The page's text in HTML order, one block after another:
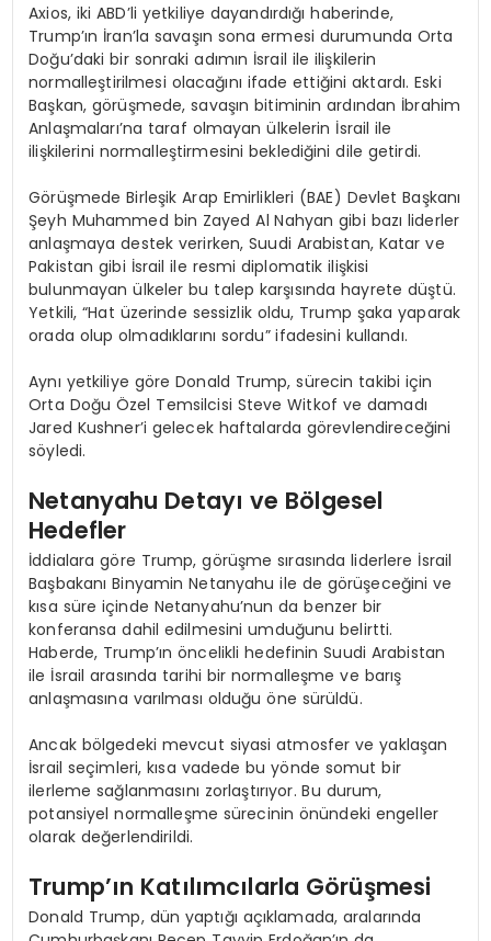
Axios, iki ABD’li yetkiliye dayandırdığı haberinde,
Trump’ın İran’la savaşın sona ermesi durumunda Orta
Doğu’daki bir sonraki adımın İsrail ile ilişkilerin
normalleştirilmesi olacağını ifade ettiğini aktardı. Eski
Başkan, görüşmede, savaşın bitiminin ardından İbrahim
Anlaşmaları’na taraf olmayan ülkelerin İsrail ile
ilişkilerini normalleştirmesini beklediğini dile getirdi.
Görüşmede Birleşik Arap Emirlikleri (BAE) Devlet Başkanı
Şeyh Muhammed bin Zayed Al Nahyan gibi bazı liderler
anlaşmaya destek verirken, Suudi Arabistan, Katar ve
Pakistan gibi İsrail ile resmi diplomatik ilişkisi
bulunmayan ülkeler bu talep karşısında hayrete düştü.
Yetkili, “Hat üzerinde sessizlik oldu, Trump şaka yaparak
orada olup olmadıklarını sordu” ifadesini kullandı.
Aynı yetkiliye göre Donald Trump, sürecin takibi için
Orta Doğu Özel Temsilcisi Steve Witkof ve damadı
Jared Kushner’i gelecek haftalarda görevlendireceğini
söyledi.
Netanyahu Detayı ve Bölgesel
Hedefler
İddialara göre Trump, görüşme sırasında liderlere İsrail
Başbakanı Binyamin Netanyahu ile de görüşeceğini ve
kısa süre içinde Netanyahu’nun da benzer bir
konferansa dahil edilmesini umduğunu belirtti.
Haberde, Trump’ın öncelikli hedefinin Suudi Arabistan
ile İsrail arasında tarihi bir normalleşme ve barış
anlaşmasına varılması olduğu öne sürüldü.
Ancak bölgedeki mevcut siyasi atmosfer ve yaklaşan
İsrail seçimleri, kısa vadede bu yönde somut bir
ilerleme sağlanmasını zorlaştırıyor. Bu durum,
potansiyel normalleşme sürecinin önündeki engeller
olarak değerlendirildi.
Trump’ın Katılımcılarla Görüşmesi
Donald Trump, dün yaptığı açıklamada, aralarında